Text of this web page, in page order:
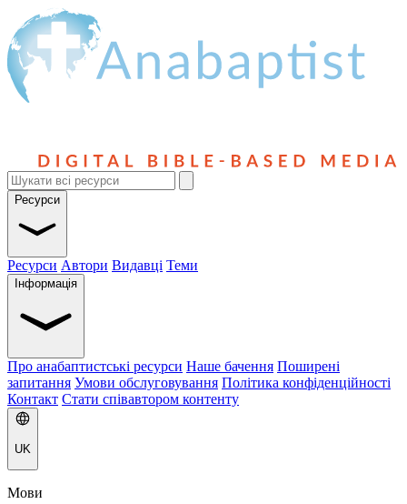
Ресурси
Ресурси Автори Видавці Теми
Інформація
Про анабаптистські ресурси Наше бачення Поширені
запитання Умови обслуговування Політика конфіденційності
Контакт Стати співавтором контенту
UK
Мови